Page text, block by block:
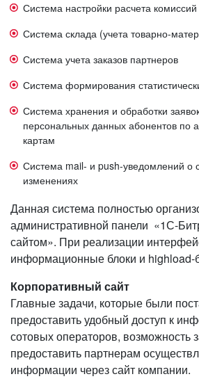
Система настройки расчета
Система склада (учета товарно-
Система учета заказов партнеров
Система формирования
Система хранения и обработки
персональных данных абонентов по
картам
Система mail- и push-уведомлений о
изменениях
Данная система полностью
административной панели «1С-
сайтом». При реализации
информационные блоки и highload-
Корпоративный сайт
Главные задачи, которые были
предоставить удобный доступ к
сотовых операторов, возможность
предоставить партнерам
информации через сайт компании.